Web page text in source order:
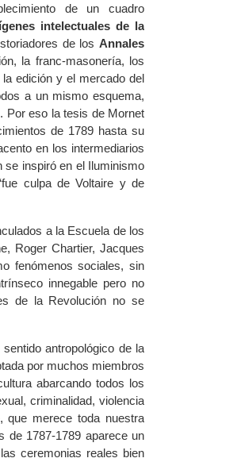
de un cuadro
intelectuales de la
de los Annales
la franc-masonería, los
edición y el mercado del
a un mismo esquema,
Por eso la tesis de Mornet
de 1789 hasta su
en los intermediarios
se inspiró en el Iluminismo
culpa de Voltaire y de
a la Escuela de los
Roger Chartier, Jacques
fenómenos sociales, sin
innegable pero no
de la Revolución no se
antropológico de la
por muchos miembros
abarcando todos los
criminalidad, violencia
que merece toda nuestra
de 1787-1789 aparece un
ceremonias reales bien